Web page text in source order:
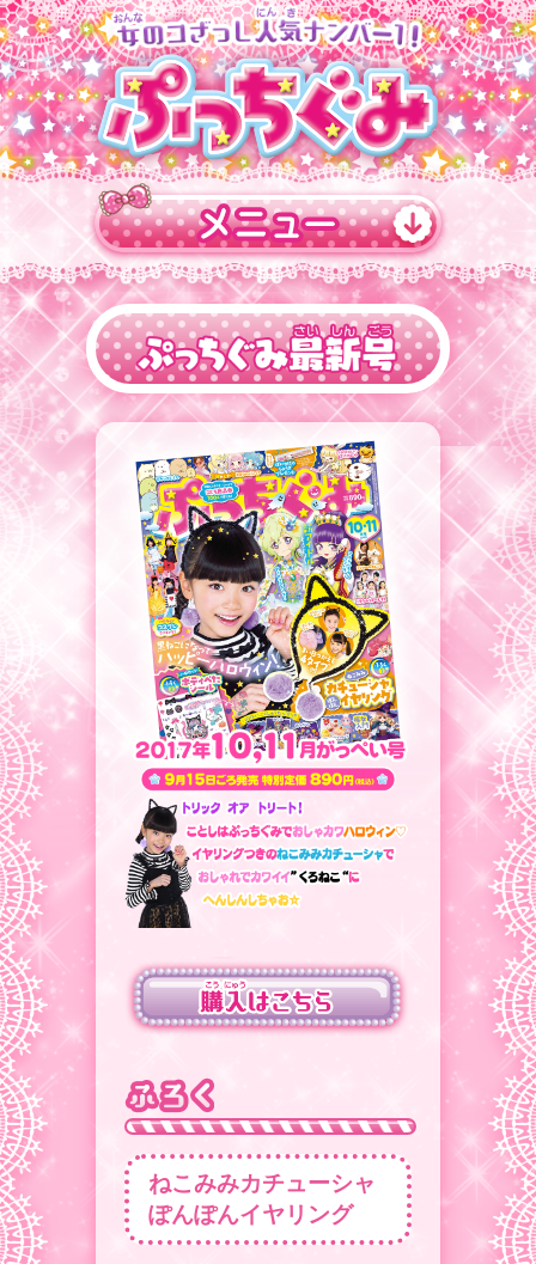
ねこみみカチューシャ
ぽんぽんイヤリング